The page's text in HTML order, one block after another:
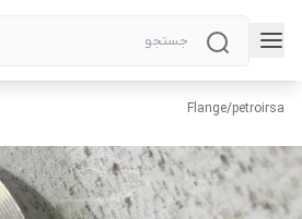
petroirsa
/
Flange